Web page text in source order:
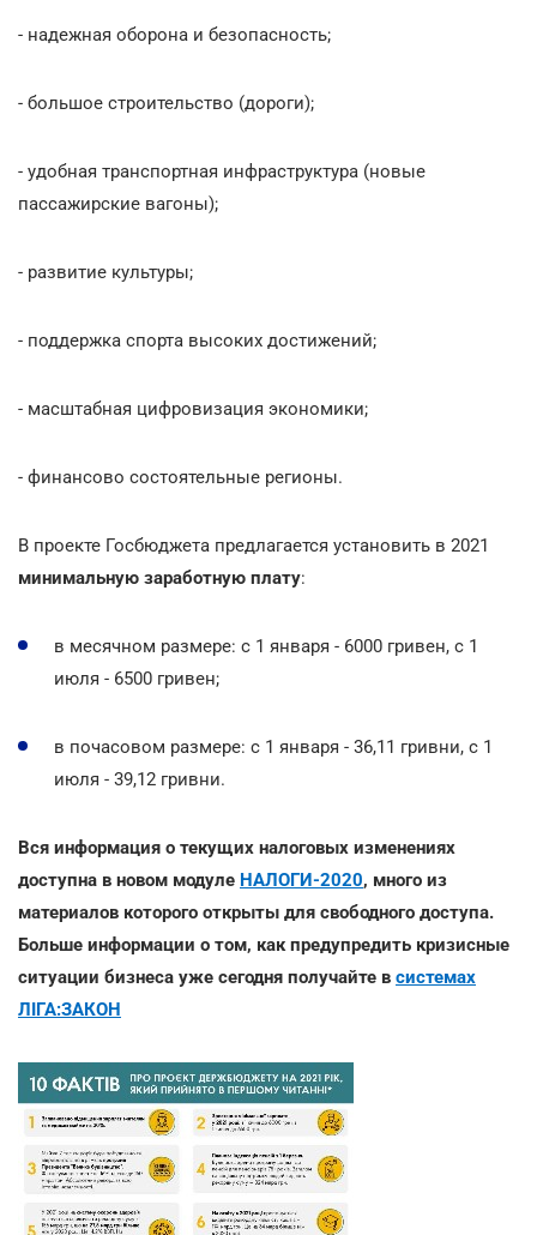
- надежная оборона и безопасность;
- большое строительство (дороги);
- удобная транспортная инфраструктура (новые
пассажирские вагоны);
- развитие культуры;
- поддержка спорта высоких достижений;
- масштабная цифровизация экономики;
- финансово состоятельные регионы.
В проекте Госбюджета предлагается установить в 2021
минимальную заработную плату:
в месячном размере: с 1 января - 6000 гривен, с 1
июля - 6500 гривен;
в почасовом размере: с 1 января - 36,11 гривни, с 1
июля - 39,12 гривни.
Вся информация о текущих налоговых изменениях
доступна в новом модуле НАЛОГИ-2020, много из
материалов которого открыты для свободного доступа.
Больше информации о том, как предупредить кризисные
ситуации бизнеса уже сегодня получайте в системах
ЛІГА:ЗАКОН